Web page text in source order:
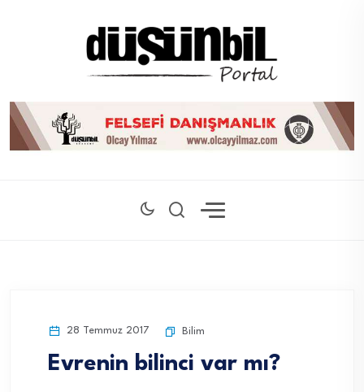
28 Temmuz 2017 Bilim
Evrenin bilinci var mı?